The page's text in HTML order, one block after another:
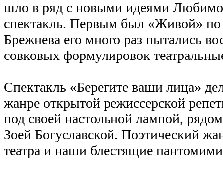
шло в ряд с новыми идеями
спектакль. Первым был «Живой» по
Брежнева его много раз пытались
совковых формулировок
Спектакль «Берегите ваши лица»
жанре открытой режиссерской
под своей настольной лампой,
Зоей Богуславской. Поэтический
театра и наши блестящие